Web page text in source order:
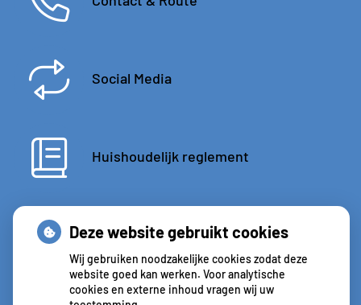
Social Media
Huishoudelijk reglement
Deze website gebruikt cookies
Wij gebruiken noodzakelijke cookies zodat deze
website goed kan werken. Voor analytische
cookies en externe inhoud vragen wij uw